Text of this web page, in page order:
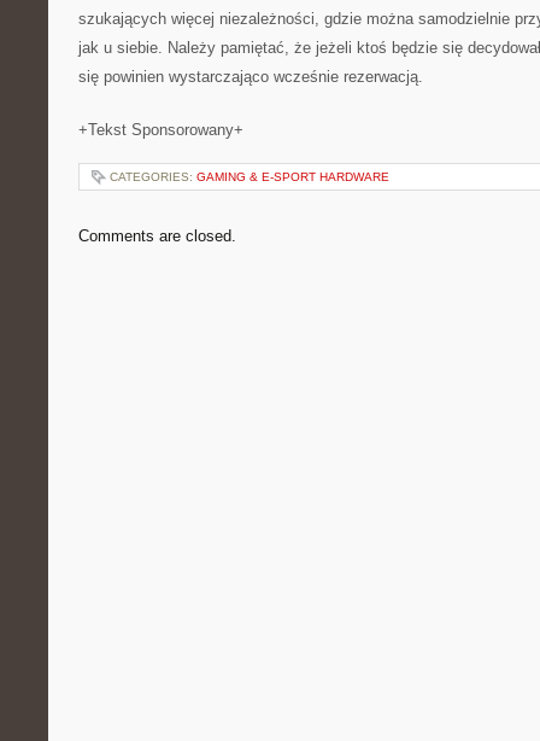
szukających więcej niezależności, gdzie można samodzielnie
jak u siebie. Należy pamiętać, że jeżeli ktoś będzie się
się powinien wystarczająco wcześnie rezerwacją.
+Tekst Sponsorowany+
CATEGORIES: GAMING & E-SPORT HARDWARE
Comments are closed.